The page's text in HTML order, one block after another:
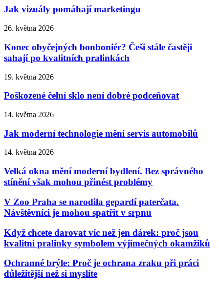
Jak vizuály pomáhají marketingu
26. května 2026
Konec obyčejných bonboniér? Češi stále častěji
sahají po kvalitních pralinkách
19. května 2026
Poškozené čelní sklo není dobré podceňovat
14. května 2026
Jak moderní technologie mění servis automobilů
14. května 2026
Velká okna mění moderní bydlení. Bez správného
stínění však mohou přinést problémy
V Zoo Praha se narodila gepardí paterčata.
Návštěvníci je mohou spatřit v srpnu
Když chcete darovat víc než jen dárek: proč jsou
kvalitní pralinky symbolem výjimečných okamžiků
Ochranné brýle: Proč je ochrana zraku při práci
důležitější než si myslíte